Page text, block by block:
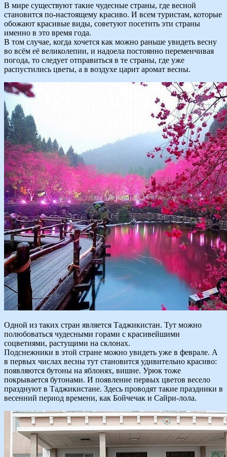
В мире существуют такие чудесные страны, где весной
становится по-настоящему красиво. И всем туристам, которые
обожают красивые виды, советуют посетить эти страны
именно в это время года.
В том случае, когда хочется как можно раньше увидеть весну
во всём её великолепии, и надоела постоянно переменчивая
погода, то следует отправиться в те страны, где уже
распустились цветы, а в воздухе царит аромат весны.
Одной из таких стран является Таджикистан. Тут можно
полюбоваться чудесными горами с красивейшими
соцветиями, растущими на склонах.
Подснежники в этой стране можно увидеть уже в феврале. А
в первых числах весны тут становится удивительно красиво:
появляются бутоны на яблонях, вишне. Урюк тоже
покрывается бутонами. И появление первых цветов весело
празднуют в Таджикистане. Здесь проводят такие праздники в
весенний период времени, как Бойчечак и Сайри-лола.